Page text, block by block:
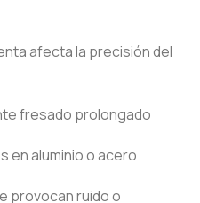
afecta la precisión del
fresado prolongado
en aluminio o acero
provocan ruido o